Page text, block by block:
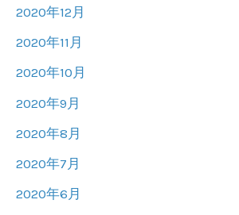
2020年12月
2020年11月
2020年10月
2020年9月
2020年8月
2020年7月
2020年6月